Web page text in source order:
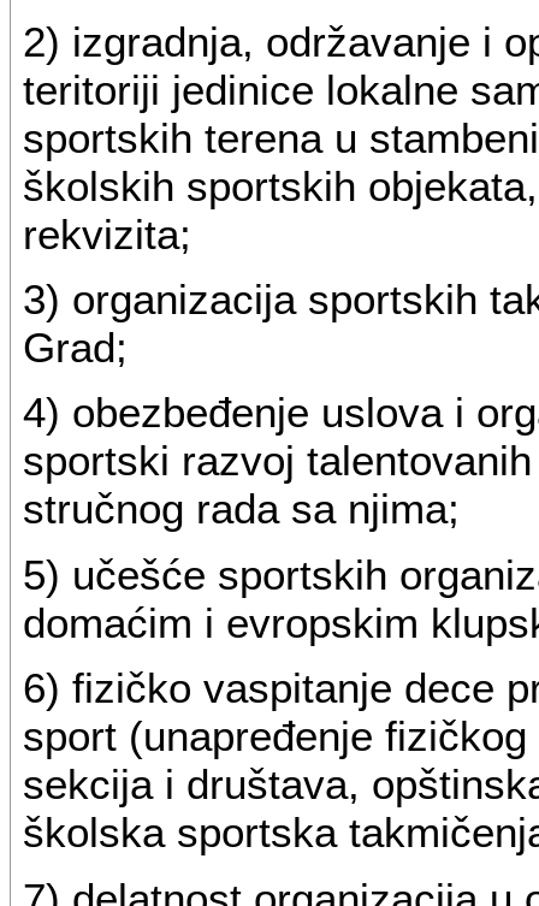
2) izgradnja, održavanje i
teritoriji jedinice lokalne
sportskih terena u
školskih sportskih
rekvizita;
3) organizacija sportskih
Grad;
4) obezbeđenje uslova i
sportski razvoj
stručnog rada sa njima;
5) učešće sportskih
domaćim i evropskim
6) fizičko vaspitanje dece
sport (unapređenje
sekcija i društava,
školska sportska